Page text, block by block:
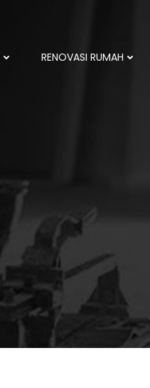
RENOVASI RUMAH